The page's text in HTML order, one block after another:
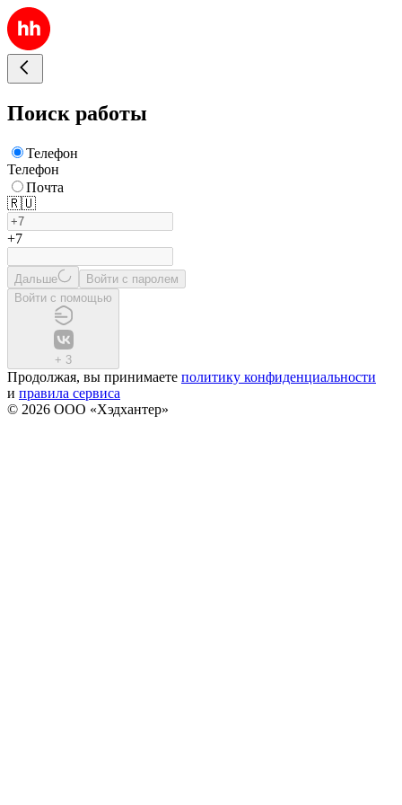
Поиск работы
Телефон
Телефон
Почта
🇷🇺
+7
Дальше
Войти с паролем
Войти с помощью
+ 3
Продолжая, вы принимаете политику конфиденциальности
и правила сервиса
© 2026 ООО «Хэдхантер»